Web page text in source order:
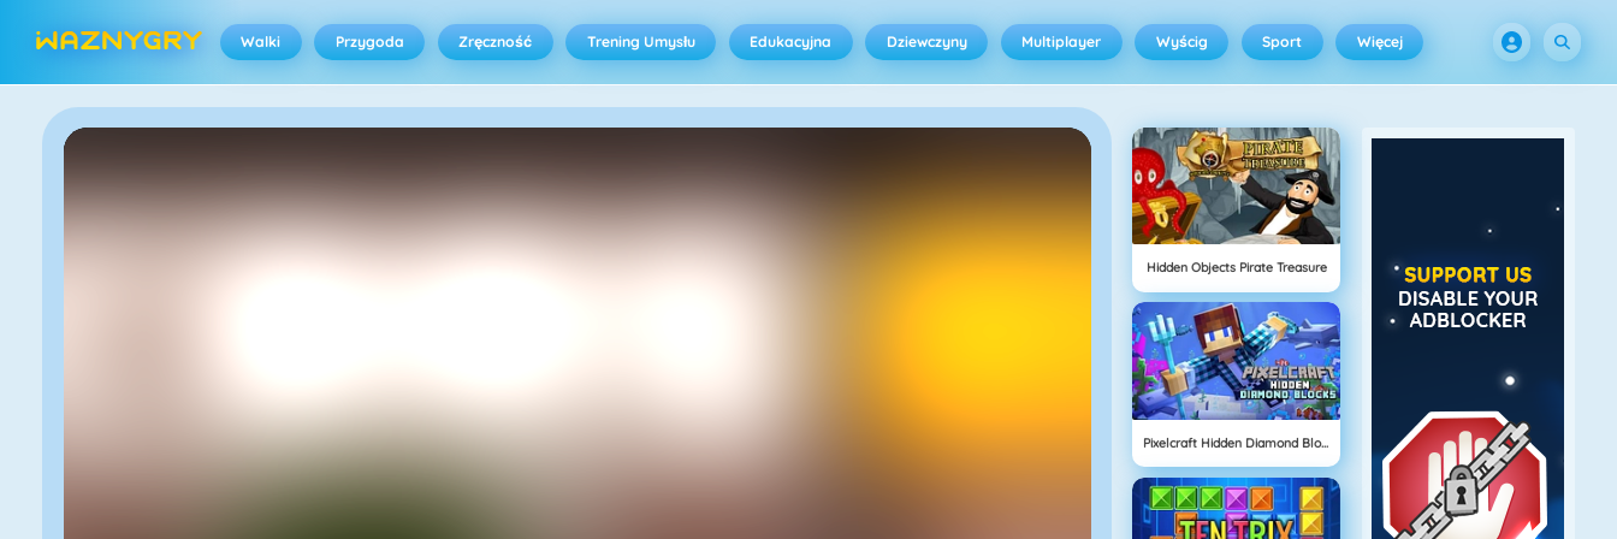
Walki Przygoda Zręczność Trening Umysłu Edukacyjna Dziewczyny Multiplayer Wyścig Sport Więcej
Hidden Objects Pirate Treasure
Pixelcraft Hidden Diamond Blocks